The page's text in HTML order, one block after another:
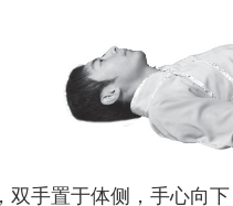
双手置于体侧，手心向